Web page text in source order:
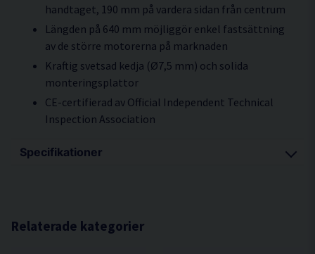
handtaget, 190 mm på vardera sidan från centrum
Längden på 640 mm möjliggör enkel fastsättning
av de större motorerna på marknaden
Kraftig svetsad kedja (Ø7,5 mm) och solida
monteringsplattor
CE-certifierad av Official Independent Technical
Inspection Association
Specifikationer
Relaterade kategorier